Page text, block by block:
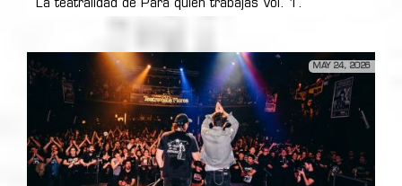
La teatralidad de Para quién trabajás Vol. 1.
MAY 24, 2026